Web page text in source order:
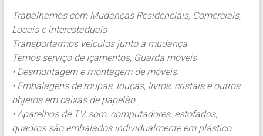
Trabalhamos com Mudanças Residenciais, Comerciais,
Locais e interestaduais
Transportarmos veículos junto a mudança
Temos serviço de Içamentos, Guarda móveis
• Desmontagem e montagem de móveis.
• Embalagens de roupas, louças, livros, cristais e outros
objetos em caixas de papelão.
• Aparelhos de TV, som, computadores, estofados,
quadros são embalados individualmente em plástico